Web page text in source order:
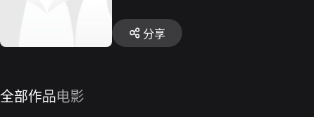
分享
全部作品电影